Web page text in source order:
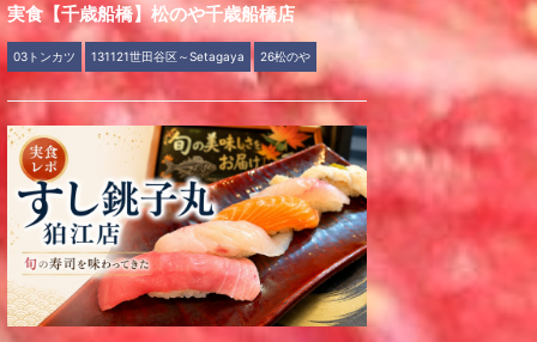
実食【千歳船橋】松のや千歳船橋店
03トンカツ 131121世田谷区～Setagaya 26松のや